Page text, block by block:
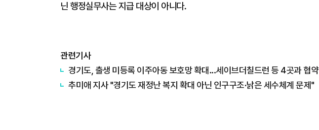
닌 행정실무사는 지급 대상이 아니다.
관련기사
경기도, 출생 미등록 이주아동 보호망 확대...세이브더칠드런 등 4곳과 협약
추미애 지사 "경기도 재정난 복지 확대 아닌 인구구조·낡은 세수체계 문제"